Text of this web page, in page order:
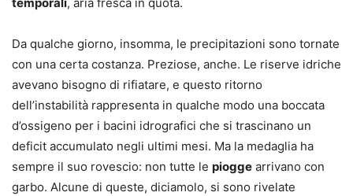
Da qualche giorno, insomma, le precipitazioni sono tornate
con una certa costanza. Preziose, anche. Le riserve idriche
avevano bisogno di rifiatare, e questo ritorno
dell’instabilità rappresenta in qualche modo una boccata
d’ossigeno per i bacini idrografici che si trascinano un
deficit accumulato negli ultimi mesi. Ma la medaglia ha
sempre il suo rovescio: non tutte le piogge arrivano con
garbo. Alcune di queste, diciamolo, si sono rivelate